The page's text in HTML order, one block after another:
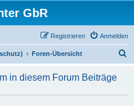
GbR
Anmelden
Registrieren
Foren-Übersicht
h
in diesem Forum Beiträge